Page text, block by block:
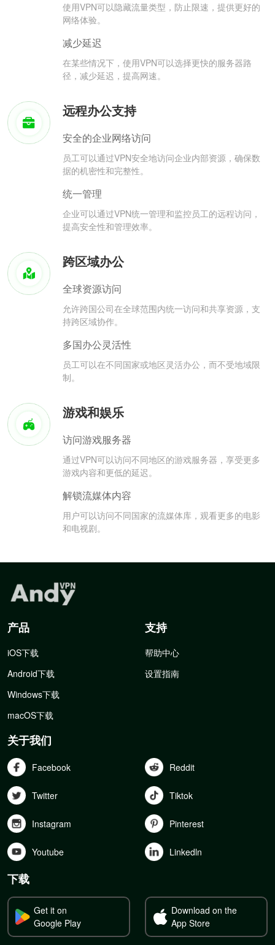
使用VPN可以隐藏流量类型，防止限速，提供更好的
网络体验。
减少延迟
在某些情况下，使用VPN可以选择更快的服务器路
径，减少延迟，提高网速。
远程办公支持
安全的企业网络访问
员工可以通过VPN安全地访问企业内部资源，确保数
据的机密性和完整性。
统一管理
企业可以通过VPN统一管理和监控员工的远程访问，
提高安全性和管理效率。
跨区域办公
全球资源访问
允许跨国公司在全球范围内统一访问和共享资源，支
持跨区域协作。
多国办公灵活性
员工可以在不同国家或地区灵活办公，而不受地域限
制。
游戏和娱乐
访问游戏服务器
通过VPN可以访问不同地区的游戏服务器，享受更多
游戏内容和更低的延迟。
解锁流媒体内容
用户可以访问不同国家的流媒体库，观看更多的电影
和电视剧。
产品
iOS下载
Android下载
Windows下载
macOS下载
支持
帮助中心
设置指南
关于我们
Facebook Reddit
Twitter Tiktok
Instagram Pinterest
Youtube Linkedln
下载
Get it on
Google Play
Download on the
App Store